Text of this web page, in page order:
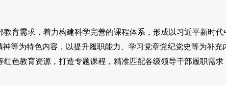
教育需求，着力构建科学完善的课程体系，形成以习近平新时
等为特色内容，以提升履职能力、学习党章党纪党史等为补
色教育资源，打造专题课程，精准匹配各级领导干部履职需